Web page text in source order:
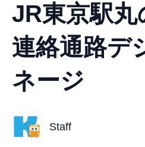
JR東京駅丸
連絡通路デ
ネージ
Staff